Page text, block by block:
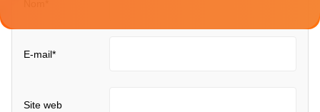
E-mail*
Site web